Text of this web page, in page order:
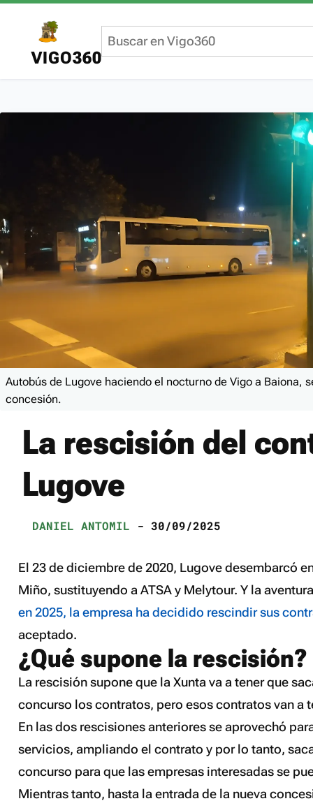
VIGO360
Autobús de Lugove haciendo el nocturno de Vigo a Baiona,
concesión.
La rescisión del
Lugove
DANIEL ANTOMIL - 30/09/2025
El 23 de diciembre de 2020, Lugove desembarcó
Miño, sustituyendo a ATSA y Melytour. Y la
en 2025, la empresa ha decidido rescindir sus
aceptado.
¿Qué supone la rescisión?
La rescisión supone que la Xunta va a tener que
concurso los contratos, pero esos contratos van a
En las dos rescisiones anteriores se aprovechó
servicios, ampliando el contrato y por lo tanto,
concurso para que las empresas interesadas se
Mientras tanto, hasta la entrada de la nueva